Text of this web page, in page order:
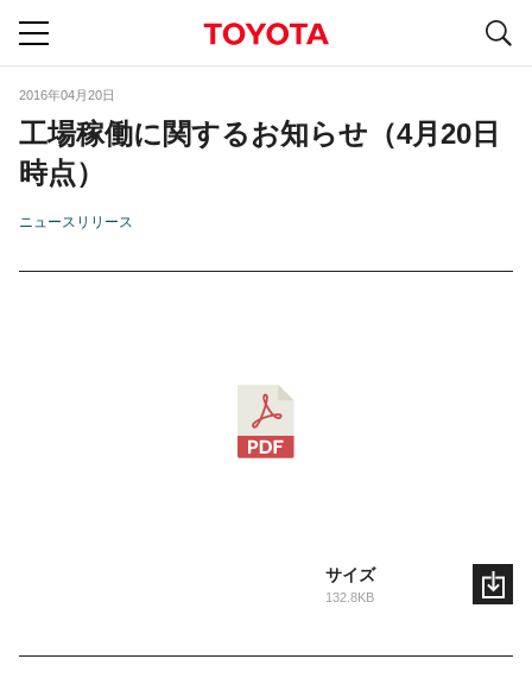
2016年04月20日
工場稼働に関するお知らせ（4月20日
時点）
ニュースリリース
サイズ
132.8KB